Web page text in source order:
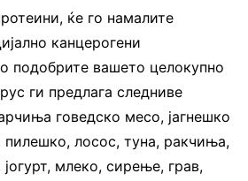
ќе го намалите
канцерогени
подобрите вашето целокупно
ги предлага следниве
говедско месо, јагнешко
пилешко, лосос, туна, ракчиња,
млеко, сирење, грав,